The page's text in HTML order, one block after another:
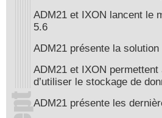
ADM21 et IXON lancent le
5.6
ADM21 présente la
ADM21 et IXON
d’utiliser le stockage de
ADM21 présente les